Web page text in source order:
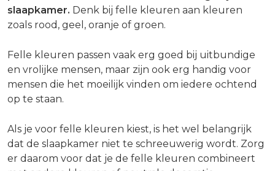
slaapkamer. Denk bij felle kleuren aan kleuren
zoals rood, geel, oranje of groen.
Felle kleuren passen vaak erg goed bij uitbundige
en vrolijke mensen, maar zijn ook erg handig voor
mensen die het moeilijk vinden om iedere ochtend
op te staan.
Als je voor felle kleuren kiest, is het wel belangrijk
dat de slaapkamer niet te schreeuwerig wordt. Zorg
er daarom voor dat je de felle kleuren combineert